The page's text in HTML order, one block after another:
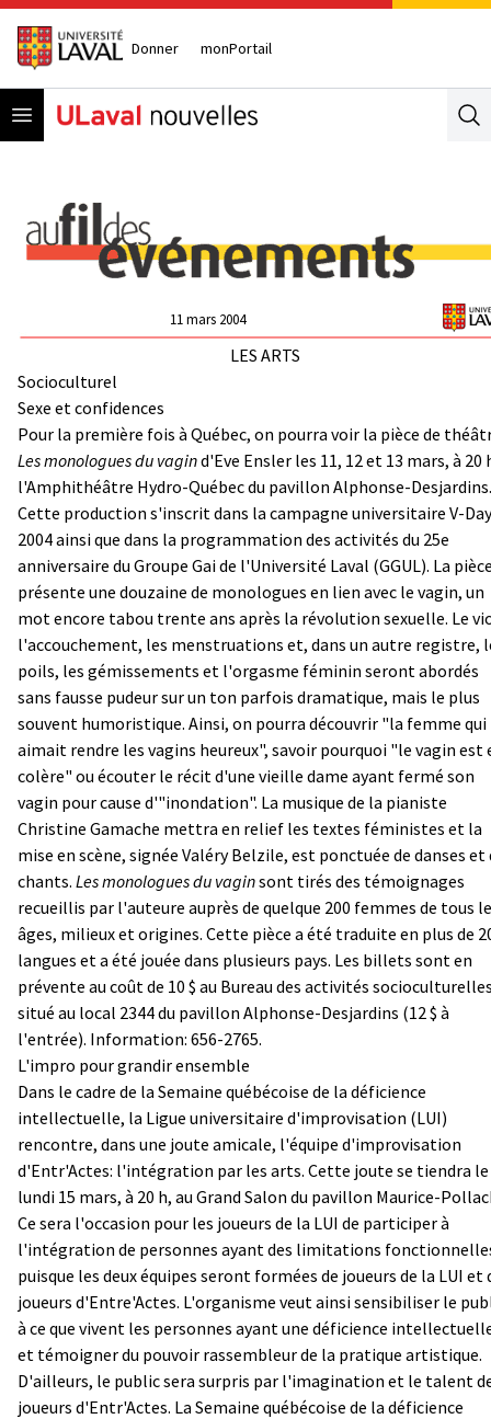
Donner monPortail
Open menu
11 mars 2004
LES ARTS
Socioculturel
Sexe et confidences
Pour la première fois à Québec, on pourra voir la pièce de
Les monologues du vagind'Eve Ensler les 11, 12 et 13 mars, à 20
l'Amphithéâtre Hydro-Québec du pavillon Alphonse-Desjardins.
Cette production s'inscrit dans la campagne universitaire V-Day
2004 ainsi que dans la programmation des activités du 25e
anniversaire du Groupe Gai de l'Université Laval (GGUL). La
présente une douzaine de monologues en lien avec le vagin, un
mot encore tabou trente ans après la révolution sexuelle. Le
l'accouchement, les menstruations et, dans un autre registre,
poils, les gémissements et l'orgasme féminin seront abordés
sans fausse pudeur sur un ton parfois dramatique, mais le plus
souvent humoristique. Ainsi, on pourra découvrir "la femme qui
aimait rendre les vagins heureux", savoir pourquoi "le vagin est
colère" ou écouter le récit d'une vieille dame ayant fermé son
vagin pour cause d'"inondation". La musique de la pianiste
Christine Gamache mettra en relief les textes féministes et la
mise en scène, signée Valéry Belzile, est ponctuée de danses et
chants. Les monologues du vaginsont tirés des témoignages
recueillis par l'auteure auprès de quelque 200 femmes de tous
âges, milieux et origines. Cette pièce a été traduite en plus de
langues et a été jouée dans plusieurs pays. Les billets sont en
prévente au coût de 10 $ au Bureau des activités
situé au local 2344 du pavillon Alphonse-Desjardins (12 $ à
l'entrée). Information: 656-2765.
L'impro pour grandir ensemble
Dans le cadre de la Semaine québécoise de la déficience
intellectuelle, la Ligue universitaire d'improvisation (LUI)
rencontre, dans une joute amicale, l'équipe d'improvisation
d'Entr'Actes: l'intégration par les arts. Cette joute se tiendra le
lundi 15 mars, à 20 h, au Grand Salon du pavillon Maurice-
Ce sera l'occasion pour les joueurs de la LUI de participer à
l'intégration de personnes ayant des limitations
puisque les deux équipes seront formées de joueurs de la LUI et
joueurs d'Entre'Actes. L'organisme veut ainsi sensibiliser le
à ce que vivent les personnes ayant une déficience
et témoigner du pouvoir rassembleur de la pratique artistique.
D'ailleurs, le public sera surpris par l'imagination et le talent
joueurs d'Entr'Actes. La Semaine québécoise de la déficience